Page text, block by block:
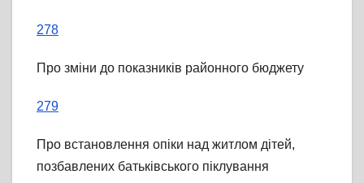
278
Про зміни до показників районного бюджету
279
Про встановлення опіки над житлом дітей,
позбавлених батьківського піклування